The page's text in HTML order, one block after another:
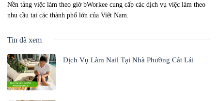
Nền tảng việc làm theo giờ bWorkee cung cấp các dịch vụ việc làm theo
nhu cầu tại các thành phố lớn của Việt Nam.
Tin đã xem
Dịch Vụ Làm Nail Tại Nhà Phường Cát Lái